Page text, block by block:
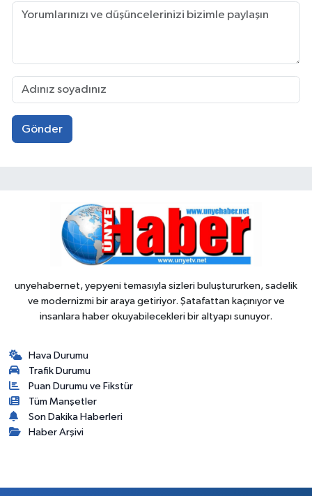
Gönder
unyehabernet, yepyeni temasıyla sizleri buluştururken, sadelik
ve modernizmi bir araya getiriyor. Şatafattan kaçınıyor ve
insanlara haber okuyabilecekleri bir altyapı sunuyor.
Hava Durumu
Trafik Durumu
Puan Durumu ve Fikstür
Tüm Manşetler
Son Dakika Haberleri
Haber Arşivi